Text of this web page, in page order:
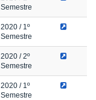
Semestre
2020 / 1º
Semestre
2020 / 2º
Semestre
2020 / 1º
Semestre